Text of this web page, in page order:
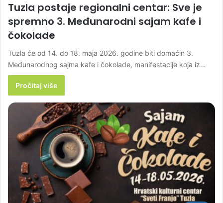
Tuzla postaje regionalni centar: Sve je
spremno 3. Međunarodni sajam kafe i
čokolade
Tuzla će od 14. do 18. maja 2026. godine biti domaćin 3.
Međunarodnog sajma kafe i čokolade, manifestacije koja iz…
Pročitaj više